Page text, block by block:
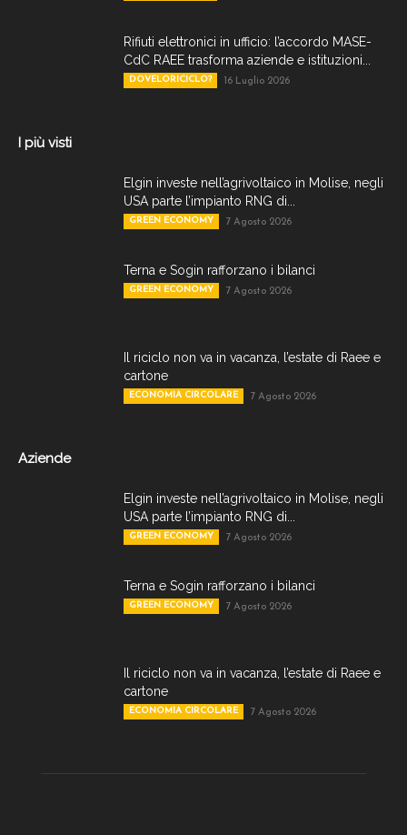
Rifiuti elettronici in ufficio: l’accordo MASE-
CdC RAEE trasforma aziende e istituzioni...
DOVELORICICLO? 16 Luglio 2026
I più visti
Elgin investe nell’agrivoltaico in Molise, negli
USA parte l’impianto RNG di...
GREEN ECONOMY 7 Agosto 2026
Terna e Sogin rafforzano i bilanci
GREEN ECONOMY 7 Agosto 2026
Il riciclo non va in vacanza, l’estate di Raee e
cartone
ECONOMIA CIRCOLARE 7 Agosto 2026
Aziende
Elgin investe nell’agrivoltaico in Molise, negli
USA parte l’impianto RNG di...
GREEN ECONOMY 7 Agosto 2026
Terna e Sogin rafforzano i bilanci
GREEN ECONOMY 7 Agosto 2026
Il riciclo non va in vacanza, l’estate di Raee e
cartone
ECONOMIA CIRCOLARE 7 Agosto 2026